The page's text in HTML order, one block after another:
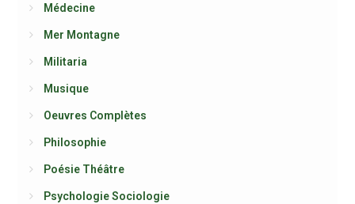
Médecine
Mer Montagne
Militaria
Musique
Oeuvres Complètes
Philosophie
Poésie Théâtre
Psychologie Sociologie